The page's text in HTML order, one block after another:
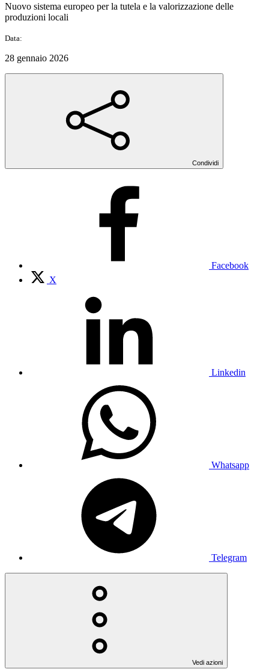
Nuovo sistema europeo per la tutela e la valorizzazione delle
produzioni locali
Data:
28 gennaio 2026
Condividi
Facebook
X
Linkedin
Whatsapp
Telegram
Vedi azioni